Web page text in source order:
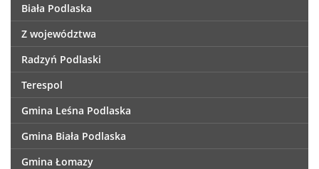
Biała Podlaska
Z województwa
Radzyń Podlaski
Terespol
Gmina Leśna Podlaska
Gmina Biała Podlaska
Gmina Łomazy